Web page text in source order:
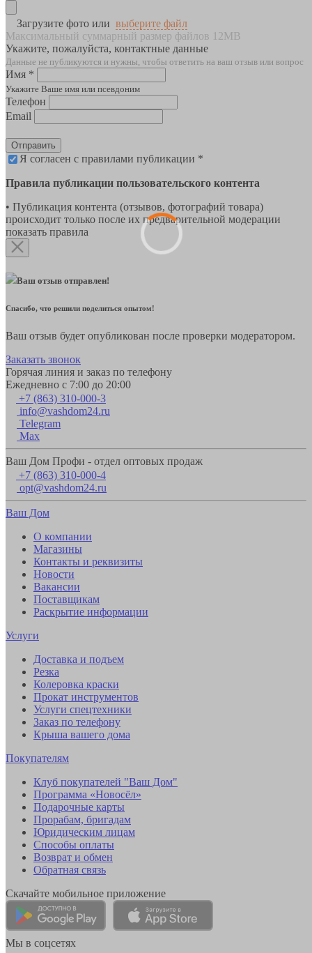
Загрузите фото или выберите файл
Максимальный суммарный размер файлов 12MB
Укажите, пожалуйста, контактные данные
Данные не публикуются и нужны, чтобы ответить на ваш отзыв или вопрос
Имя *
Укажите Ваше имя или псевдоним
Телефон
Email
Отправить
Я согласен с правилами публикации *
Правила публикации пользовательского контента
• Публикация контента (отзывов, фотографий товара)
происходит только после их предварительной модерации
показать правила
Ваш отзыв отправлен!
Спасибо, что решили поделиться опытом!
Ваш отзыв будет опубликован после проверки модератором.
Заказать звонок
Горячая линия и заказ по телефону
Ежедневно с 7:00 до 20:00
+7 (863) 310-000-3
info@vashdom24.ru
Telegram
Max
Ваш Дом Профи - отдел оптовых продаж
+7 (863) 310-000-4
opt@vashdom24.ru
Ваш Дом
О компании
Магазины
Контакты и реквизиты
Новости
Вакансии
Поставщикам
Раскрытие информации
Услуги
Доставка и подъем
Резка
Колеровка краски
Прокат инструментов
Услуги спецтехники
Заказ по телефону
Крыша вашего дома
Покупателям
Клуб покупателей "Ваш Дом"
Программа «Новосёл»
Подарочные карты
Прорабам, бригадам
Юридическим лицам
Способы оплаты
Возврат и обмен
Обратная связь
Скачайте мобильное приложение
Мы в соцсетях